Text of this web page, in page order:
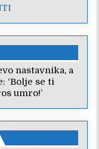
nastavnika, a
‘Bolje se ti
umro!’